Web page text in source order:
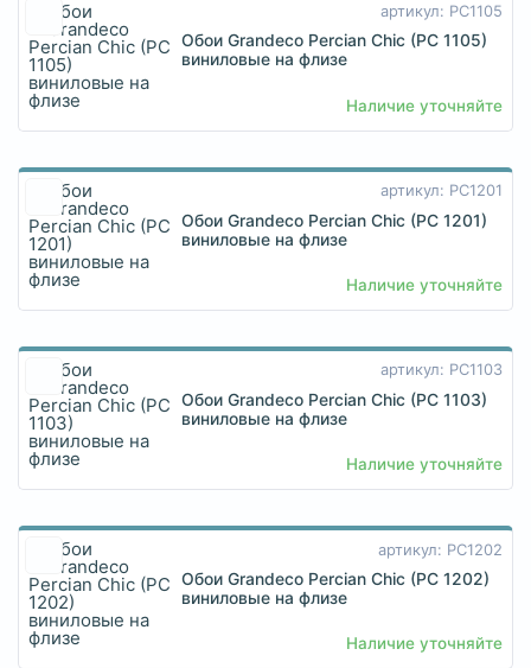
артикул: PC1105
Обои Grandeco Percian Chic (PC 1105)
виниловые на флизе
Наличие уточняйте
артикул: PC1201
Обои Grandeco Percian Chic (PC 1201)
виниловые на флизе
Наличие уточняйте
артикул: PC1103
Обои Grandeco Percian Chic (PC 1103)
виниловые на флизе
Наличие уточняйте
артикул: PC1202
Обои Grandeco Percian Chic (PC 1202)
виниловые на флизе
Наличие уточняйте